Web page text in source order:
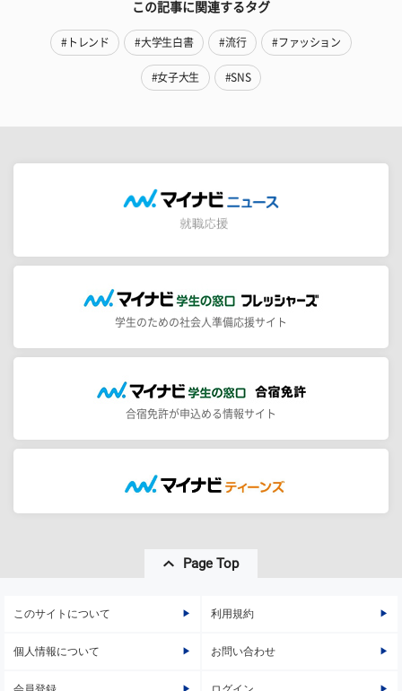
この記事に関連するタグ
#トレンド #大学生白書 #流行 #ファッション
#女子大生 #SNS
学生のための社会人準備応援サイト
合宿免許が申込める情報サイト
Page Top
このサイトについて 利用規約
個人情報について お問い合わせ